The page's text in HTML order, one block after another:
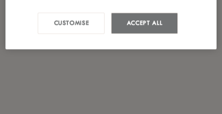
ACCEPT ALL
CUSTOMISE